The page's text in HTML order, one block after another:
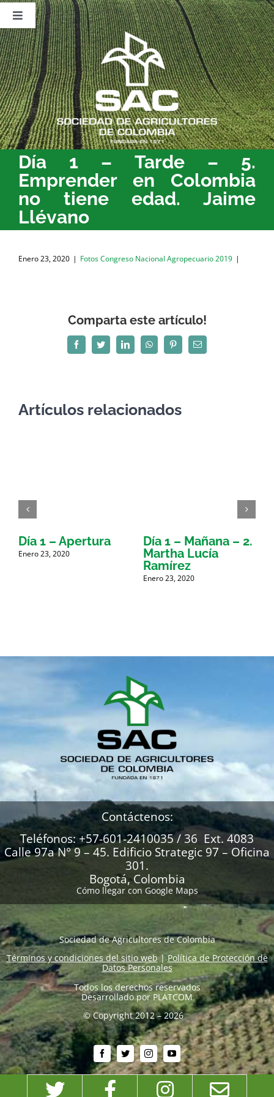
Saltar
contenido
Toggle
Navigation
Nosotros
Publicaciones
Sala de Prensa
Eventos
Día 1 – Tarde – 5.
Emprender en Colombia
no tiene edad. Jaime
Llévano
Enero 23, 2020 | Fotos Congreso Nacional Agropecuario 2019 |
Comparta este artículo!
FacebookTwitterLinkedInWhatsAppPinterestCorreo
electrónico
Artículos relacionados
Día 1 – Apertura
Enero 23, 2020
Día 1 – Mañana – 2.
Martha Lucía
Ramírez
Enero 23, 2020
Contáctenos:
Teléfonos: +57-601-2410035 / 36 Ext. 4083
Calle 97a N° 9 – 45. Edificio Strategic 97 – Oficina
301.
Bogotá, Colombia
Cómo llegar con Google Maps
Sociedad de Agricultores de Colombia
Términos y condiciones del sitio web|Política de Protección de
Datos Personales
Todos los derechos reservados
Desarrollado por PLATCOM
© Copyright 2012 – 2026
Twitter FacebookInstagram